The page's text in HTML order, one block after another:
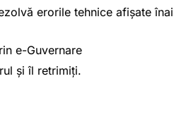
erorile tehnice afișate
e-Guvernare
și îl retrimiți.